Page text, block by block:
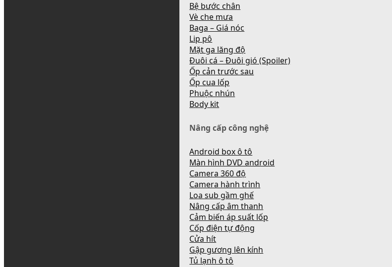
Bệ bước chân
Vè che mưa
Baga – Giá nóc
Lip pô
Mặt ga lăng độ
Đuôi cá – Đuôi gió (Spoiler)
Ốp cản trước sau
Ốp cua lốp
Phuộc nhún
Body kit
Nâng cấp công nghệ
Android box ô tô
Màn hình DVD android
Camera 360 độ
Camera hành trình
Loa sub gầm ghế
Nâng cấp âm thanh
Cảm biến áp suất lốp
Cốp điện tự động
Cửa hít
Gập gương lên kính
Tủ lạnh ô tô